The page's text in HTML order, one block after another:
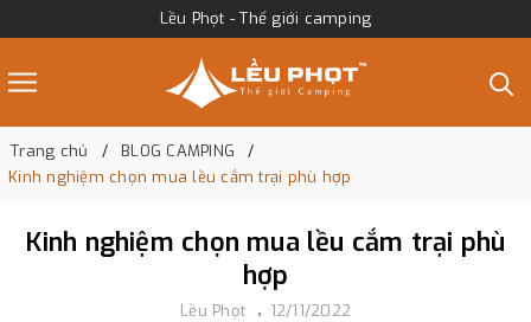
Lều Phọt - Thế giới camping
Trang chủ
BLOG CAMPING
Kinh nghiệm chọn mua lều cắm trại phù hợp
Kinh nghiệm chọn mua lều cắm trại phù
hợp
Lều Phọt 12/11/2022